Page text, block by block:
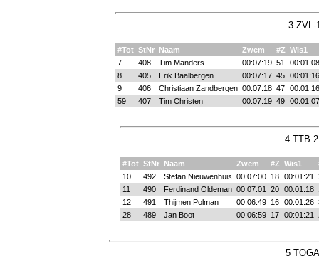
3 ZVL-
#Tot StNr Naam Zwem #Z Wis1
7
408 Tim Manders 00:07:19 51
00:01:08
8
405 Erik Baalbergen 00:07:17 45
00:01:16
9
406 Christiaan Zandbergen 00:07:18 47
00:01:16
59
407 Tim Christen 00:07:19 49 00:01:07
4 TTB
#Tot StNr Naam Zwem #Z Wis1
10
492 Stefan Nieuwenhuis 00:07:00 18 00:01:21
11
490 Ferdinand Oldeman 00:07:01 20 00:01:18
12
491 Thijmen Polman 00:06:49 16 00:01:26
28
489 Jan Boot 00:06:59 17 00:01:21
5